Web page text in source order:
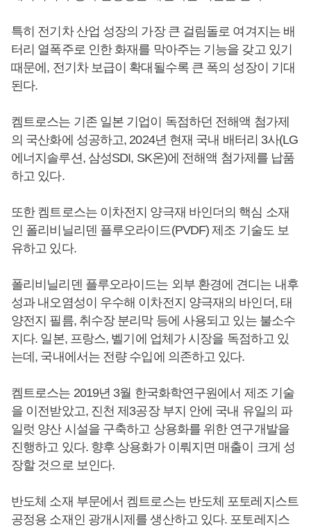
특히 전기차 산업 성장의 가장 큰 걸림돌로 여겨지는 배
터리 열폭주로 인한 화재를 막아주는 기능을 갖고 있기
때문에, 전기차 보급이 확대될수록 큰 폭의 성장이 기대
된다.
켐트로스는 기존 일본 기업이 독점하던 전해액 첨가제
의 국산화에 성공하고, 2024년 현재 국내 배터리 3사(LG
에너지솔루션, 삼성SDI, SK온)에 전해액 첨가제를 납품
하고 있다.
또한 켐트로스는 이차전지 양극재 바인더의 핵심 소재
인 폴리비닐리덴 플루오라이드(PVDF) 제조 기술도 보
유하고 있다.
폴리비닐리덴 플루오라이드는 외부 환경에 견디는 내후
성과 내오염성이 우수해 이차전지 양극재의 바인더, 태
양전지 필름, 취수장 분리막 등에 사용되고 있는 불소수
지다. 일본, 프랑스, 벨기에 업체가 시장을 독점하고 있
는데, 국내에서는 전량 수입에 의존하고 있다.
켐트로스는 2019년 3월 한국화학연구원에서 제조 기술
을 이전받았고, 진천 제3공장 부지 안에 국내 유일의 파
일럿 양산 시설을 구축하고 상용화를 위한 연구개발을
진행하고 있다. 향후 상용화가 이뤄지면 매출이 크게 성
장할 것으로 보인다.
반도체 소재 부문에서 켐트로스는 반도체 포토레지스트
공정용 소재인 광개시제를 생산하고 있다. 포토레지스